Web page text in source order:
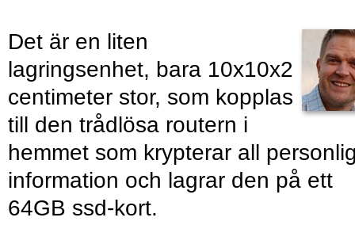
Det är en liten
lagringsenhet, bara 10x10x2
centimeter stor, som kopplas
till den trådlösa routern i
hemmet som krypterar all
information och lagrar den på ett
64GB ssd-kort.